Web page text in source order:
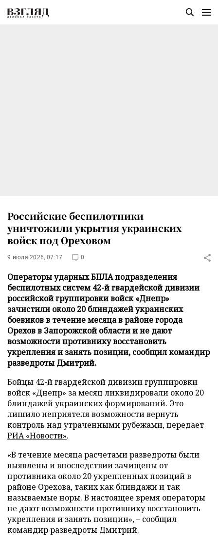
Российские беспилотники
уничтожили укрытия украинских
войск под Ореховом
9 июля 2026, 07:17 0
Операторы ударных БПЛА подразделения
беспилотных систем 42-й гвардейской дивизии
российской группировки войск «Днепр»
зачистили около 20 блиндажей украинских
боевиков в течение месяца в районе города
Орехов в Запорожской области и не дают
возможности противнику восстановить
укрепления и занять позиции, сообщил командир
разведроты Дмитрий.
Бойцы 42-й гвардейской дивизии группировки
войск «Днепр» за месяц ликвидировали около 20
блиндажей украинских формирований. Это
лишило неприятеля возможности вернуть
контроль над утраченными рубежами, передает
РИА «Новости».
«В течение месяца расчетами разведроты были
выявлены и впоследствии зачищены от
противника около 20 укрепленных позиций в
районе Орехова, таких как блиндажи и так
называемые норы. В настоящее время операторы
не дают возможности противнику восстановить
укрепления и занять позиции», – сообщил
командир разведроты Дмитрий.